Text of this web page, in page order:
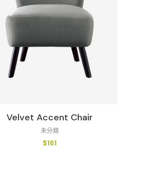
Velvet Accent Chair
未分類
$161